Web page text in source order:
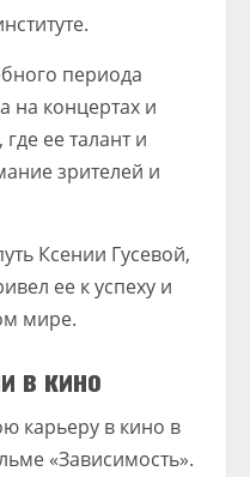
периода
на концертах и
ее талант и
зрителей и
Ксении Гусевой,
ее к успеху и
мире.
в кино
карьеру в кино в
«Зависимость».